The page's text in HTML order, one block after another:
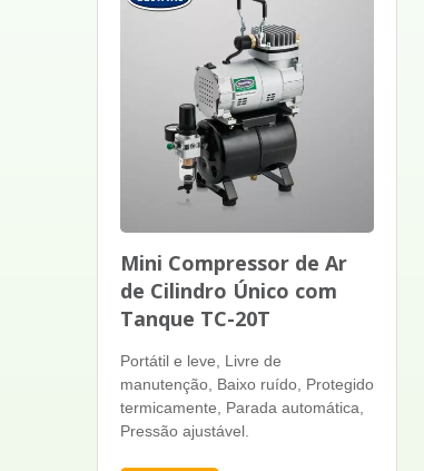
Mini Compressor de Ar
de Cilindro Único com
Tanque TC-20T
Portátil e leve, Livre de
manutenção, Baixo ruído, Protegido
termicamente, Parada automática,
Pressão ajustável.